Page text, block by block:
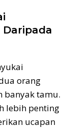
orang
banyak tamu.
lebih penting
ucapan